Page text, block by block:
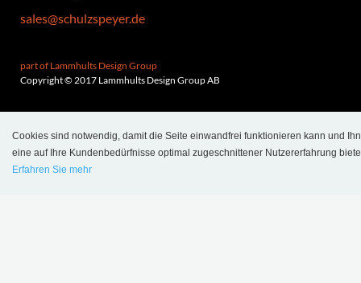
sales@schulzspeyer.de
part of Lammhults Design Group
Copyright © 2017 Lammhults Design Group AB
Allgemeine Geschäftsbedingungen - Projekt
Allgemeine Geschäftsbedingungen - Webshop
Cookies sind notwendig, damit die Seite einwandfrei funktionieren kann und
eine auf Ihre Kundenbedürfnisse optimal zugeschnittener Nutzererfahrung
Erfahren Sie mehr